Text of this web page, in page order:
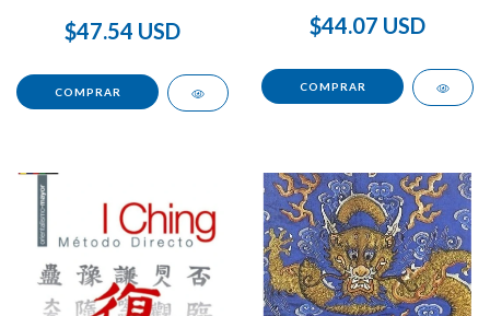
$47.54 USD $44.07 USD